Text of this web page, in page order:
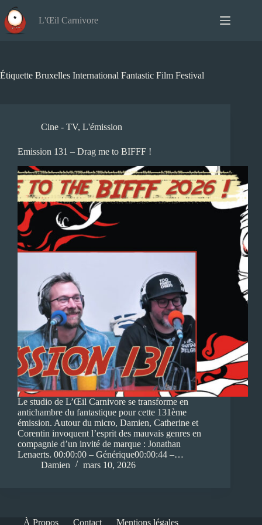
au
contenu
L'Œil Carnivore
Étiquette Bruxelles International Fantastic Film Festival
Cine - TV, L'émission
Emission 131 – Drag me to BIFFF !
Le studio de L’Œil Carnivore se transforme en
antichambre du fantastique pour cette 131ème
émission. Autour du micro, Damien, Catherine et
Corentin invoquent l’esprit des mauvais genres en
compagnie d’un invité de marque : Jonathan
Lenaerts. 00:00:00 – Générique00:00:44 –…
Damien
mars 10, 2026
À Propos Contact Mentions légales